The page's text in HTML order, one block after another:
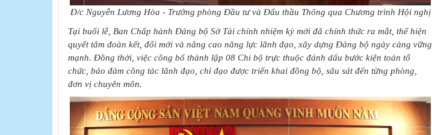
Đ/c Nguyễn Lương Hòa - Trưởng phòng Đầu tư và Đấu thầu Thông qua Chương trình Hội nghị
​​Tại buổi lễ, Ban Chấp hành Đảng bộ Sở Tài chính nhiệm kỳ mới đã chính thức ra mắt, thể hiện
quyết tâm đoàn kết, đổi mới và nâng cao năng lực lãnh đạo, xây dựng Đảng bộ ngày càng vững
mạnh. Đồng thời, việc công bố thành lập 08 Chi bộ trực thuộc đánh dấu bước kiện toàn tổ
chức, bảo đảm công tác lãnh đạo, chỉ đạo được triển khai đồng bộ, sâu sát đến từng phòng,
đơn vị chuyên môn.